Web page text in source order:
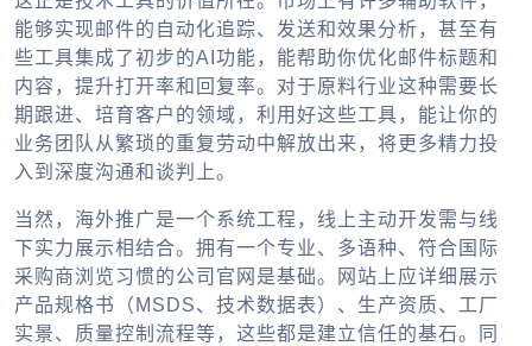
能够实现邮件的自动化追踪、发送和效果分析，甚至有
些工具集成了初步的AI功能，能帮助你优化邮件标题和
内容，提升打开率和回复率。对于原料行业这种需要长
期跟进、培育客户的领域，利用好这些工具，能让你的
业务团队从繁琐的重复劳动中解放出来，将更多精力投
入到深度沟通和谈判上。
当然，海外推广是一个系统工程，线上主动开发需与线
下实力展示相结合。拥有一个专业、多语种、符合国际
采购商浏览习惯的公司官网是基础。网站上应详细展示
产品规格书（MSDS、技术数据表）、生产资质、工厂
实景、质量控制流程等，这些都是建立信任的基石。同